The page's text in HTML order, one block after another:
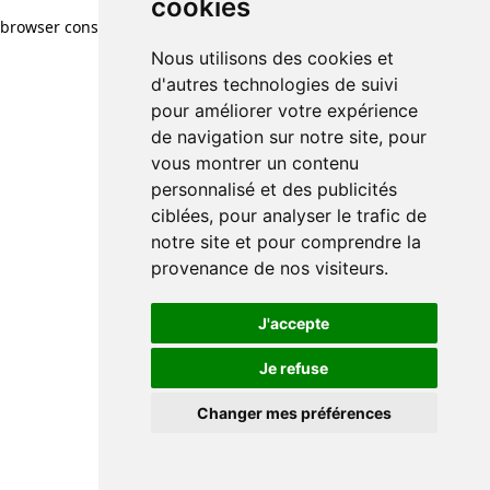
cookies
Nous utilisons des cookies et
d'autres technologies de suivi
pour améliorer votre expérience
de navigation sur notre site, pour
vous montrer un contenu
personnalisé et des publicités
ciblées, pour analyser le trafic de
notre site et pour comprendre la
provenance de nos visiteurs.
J'accepte
Je refuse
Changer mes préférences
browser console for more information)